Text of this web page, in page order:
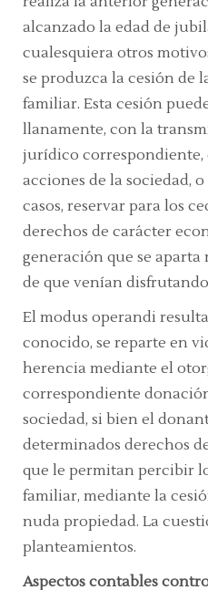
alcanzado la edad de
cualesquiera otros
se produzca la cesión de
familiar. Esta cesión
llanamente, con la
jurídico correspondiente,
acciones de la sociedad,
casos, reservar para los
derechos de carácter
generación que se
de que venían
El modus operandi
conocido, se reparte en
herencia mediante el
correspondiente
sociedad, si bien el
determinados derechos
que le permitan percibir
familiar, mediante la
nuda propiedad. La
planteamientos.
Aspectos contables